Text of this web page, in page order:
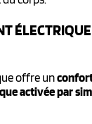
offre un
activée par